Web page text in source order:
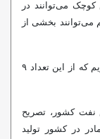
می‌توانند در
می‌توانند بخشی از
عاشوری افزود: در کشور ۱۰ پالایشگاه مادر داریم که از این تعداد ۹
نفت کشور، تصریح
۱۰ پالایشگاه مادر در کشور تولید